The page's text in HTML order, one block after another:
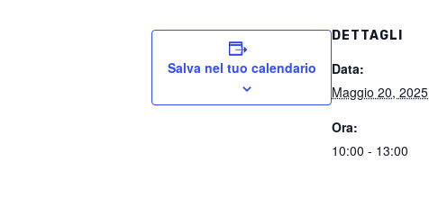
Salva nel tuo calendario
DETTAGLI
Data:
Maggio 20, 2025
Ora:
10:00 - 13:00